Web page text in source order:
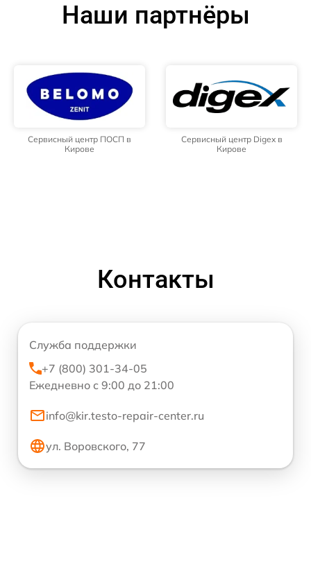
Наши партнёры
Сервисный центр ПОСП в
Кирове
Сервисный центр Digex в
Кирове
Контакты
Служба поддержки
+7 (800) 301-34-05
Ежедневно с 9:00 до 21:00
info@kir.testo-repair-center.ru
ул. Воровского, 77